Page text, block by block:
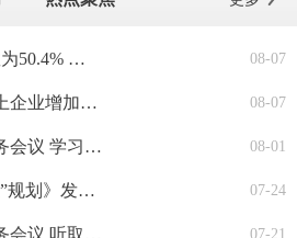
7月中国物流业景气指数为50.4% 总体保持扩张 08-07
上半年我国机械工业规上企业增加值同比增长6.4% 08-07
李强主持召开国务院常务会议 学习贯彻习近平总书记关于上半年经济形势和做好下半年经济工作的重要讲话精神 08-01
《体育强国建设“十五五”规划》发布 系统部署体育高质量发展 07-24
李强主持召开国务院常务会议 听取对服务业扩能提质和“六张网”规划建设督查情况汇报等 07-21